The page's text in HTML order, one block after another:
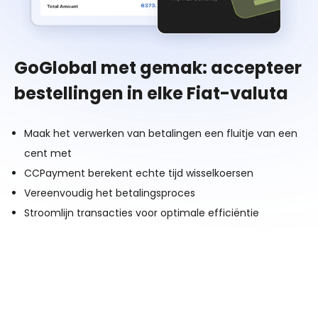
GoGlobal met gemak: accepteer
bestellingen in elke Fiat-valuta
Maak het verwerken van betalingen een fluitje van een
cent met
CCPayment berekent echte tijd wisselkoersen
Vereenvoudig het betalingsproces
Stroomlijn transacties voor optimale efficiëntie